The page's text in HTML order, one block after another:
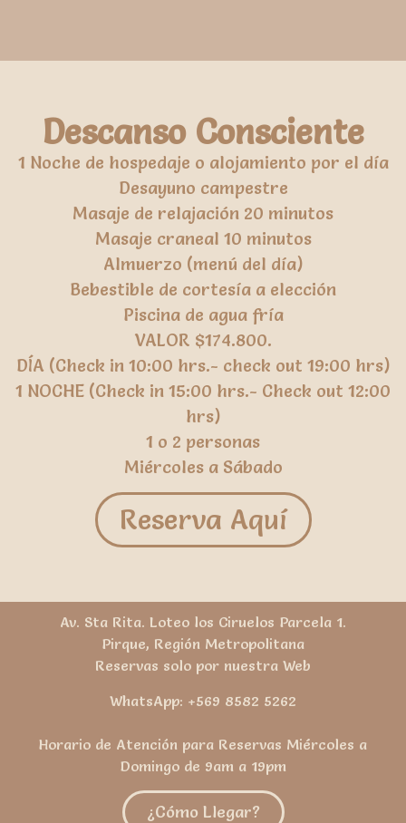
Descanso Consciente
1 Noche de hospedaje o alojamiento por el día
Desayuno campestre
Masaje de relajación 20 minutos
Masaje craneal 10 minutos
Almuerzo (menú del día)
Bebestible de cortesía a elección
Piscina de agua fría
VALOR $174.800.
DÍA (Check in 10:00 hrs.- check out 19:00 hrs)
1 NOCHE (Check in 15:00 hrs.- Check out 12:00
hrs)
1 o 2 personas
Miércoles a Sábado
Reserva Aquí
Av. Sta Rita. Loteo los Ciruelos Parcela 1.
Pirque, Región Metropolitana
Reservas solo por nuestra Web
WhatsApp: +569 8582 5262
Horario de Atención para Reservas Miércoles a
Domingo de 9am a 19pm
¿Cómo Llegar?